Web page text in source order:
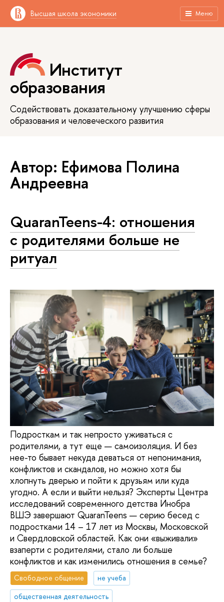
Высшая школа экономики Меню
Институт
образования
Содействовать доказательному улучшению сферы
образования и человеческого развития
Автор: Ефимова Полина
Андреевна
QuaranTeens-4: отношения
с родителями больше не
ритуал
Подросткам и так непросто уживаться с
родителями, а тут еще — самоизоляция. И без
нее-то бывает некуда деваться от непонимания,
конфликтов и скандалов, но можно хотя бы
хлопнуть дверью и пойти к друзьям или куда
угодно. А если и выйти нельзя? Эксперты Центра
исследований современного детства Инобра
ВШЭ завершают QuaranTeens — серию бесед с
подростками 14 – 17 лет из Москвы, Московской
и Свердловской областей. Как они «выживали»
взаперти с родителями, стало ли больше
конфликтов и как изменились отношения в семье?
Свободное общение
не учеба
общественная деятельность